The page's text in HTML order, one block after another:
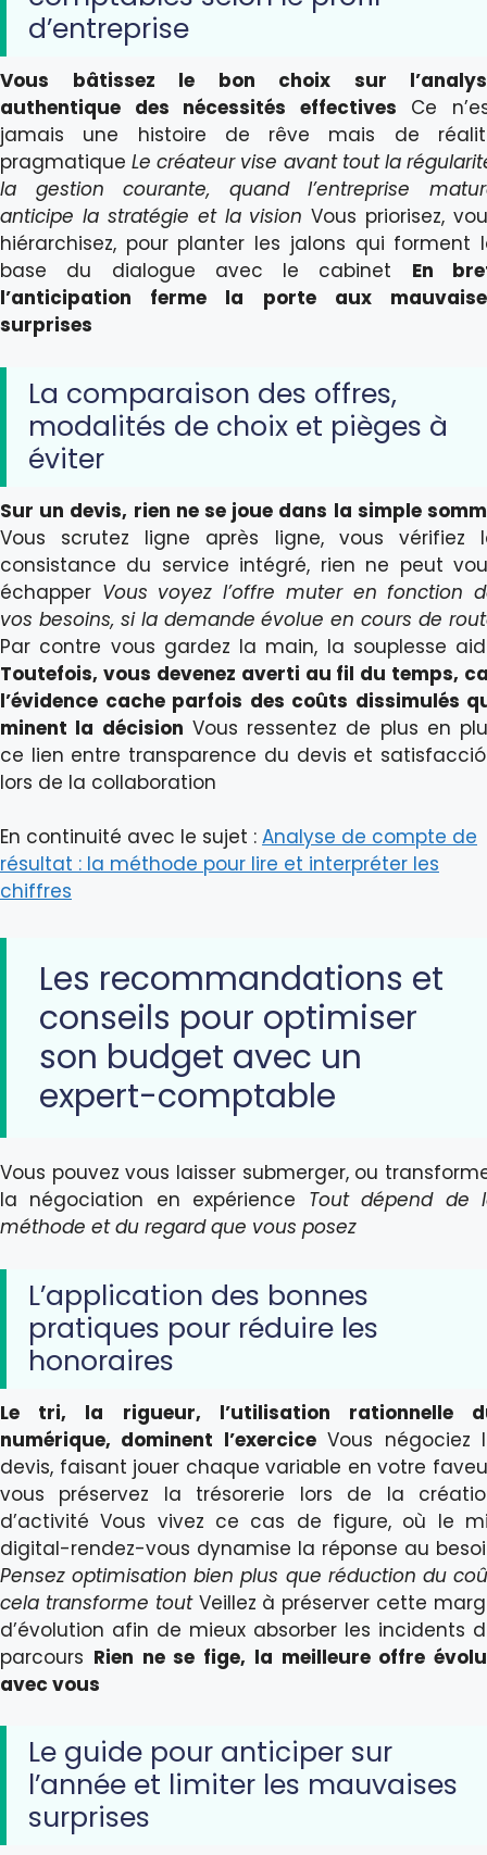
d’entreprise
Vous bâtissez le bon choix sur
authentique des nécessités effectives Ce
jamais une histoire de rêve mais de
pragmatiqueLe créateur vise avant tout la
la gestion courante, quand l’entreprise
anticipe la stratégie et la vision Vous priorisez,
hiérarchisez, pour planter les jalons qui forment
base du dialogue avec le cabinet En
l’anticipation ferme la porte aux
surprises
La comparaison des offres,
modalités de choix et pièges à
éviter
Sur un devis, rien ne se joue dans la simple
Vous scrutez ligne après ligne, vous vérifiez
consistance du service intégré, rien ne peut
échapper Vous voyez l’offre muter en fonction
vos besoins, si la demande évolue en cours de
Par contre vous gardez la main, la souplesse
Toutefois, vous devenez averti au fil du temps,
l’évidence cache parfois des coûts dissimulés
minent la décision Vous ressentez de plus en
ce lien entre transparence du devis et
lors de la collaboration
En continuité avec le sujet : Analyse de compte de
résultat : la méthode pour lire et interpréter les
chiffres
Les recommandations et
conseils pour optimiser
son budget avec un
expert-comptable
Vous pouvez vous laisser submerger, ou
la négociation en expérience Tout dépend de
méthode et du regard que vous posez
L’application des bonnes
pratiques pour réduire les
honoraires
Le tri, la rigueur, l’utilisation rationnelle
numérique, dominent l’exerciceVous négociez
devis, faisant jouer chaque variable en votre
vous préservez la trésorerie lors de la
d’activité Vous vivez ce cas de figure, où le
digital-rendez-vous dynamise la réponse au
Pensez optimisation bien plus que réduction du
cela transforme toutVeillez à préserver cette
d’évolution afin de mieux absorber les incidents
parcours Rien ne se fige, la meilleure offre
avec vous
Le guide pour anticiper sur
l’année et limiter les mauvaises
surprises